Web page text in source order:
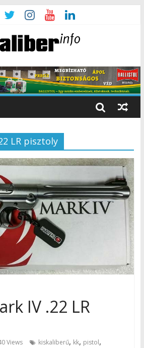
LR pisztoly
IV .22 LR
Views kiskaliberű, kk, pistol,